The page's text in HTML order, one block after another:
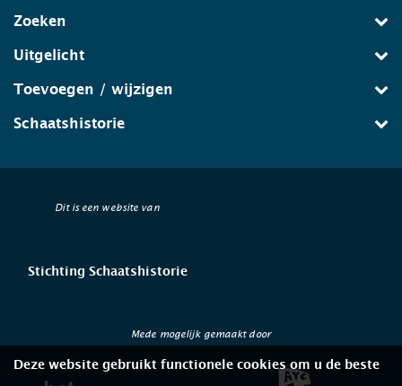
Zoeken
Uitgelicht
Toevoegen / wijzigen
Schaatshistorie
Dit is een website van
Stichting Schaatshistorie
Mede mogelijk gemaakt door
Deze website gebruikt functionele cookies om u de beste